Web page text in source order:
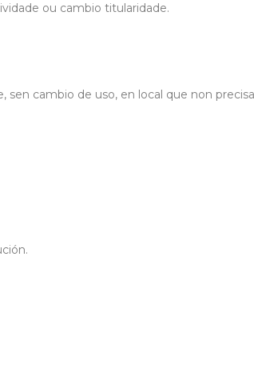
ou cambio titularidade.
sen cambio de uso, en local que non